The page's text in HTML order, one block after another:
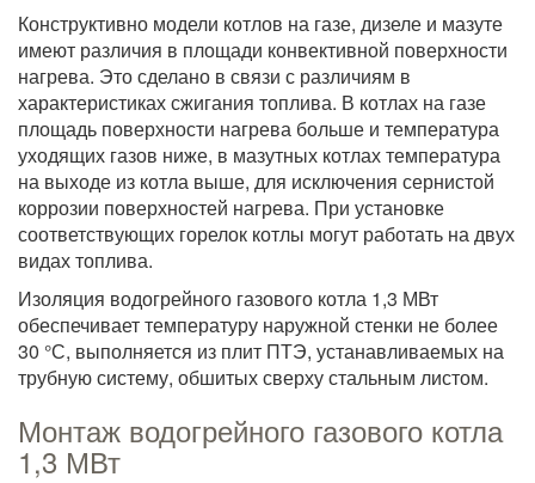
Конструктивно модели котлов на газе, дизеле и мазуте
имеют различия в площади конвективной поверхности
нагрева. Это сделано в связи с различиям в
характеристиках сжигания топлива. В котлах на газе
площадь поверхности нагрева больше и температура
уходящих газов ниже, в мазутных котлах температура
на выходе из котла выше, для исключения сернистой
коррозии поверхностей нагрева. При установке
соответствующих горелок котлы могут работать на двух
видах топлива.
Изоляция водогрейного газового котла 1,3 МВт
обеспечивает температуру наружной стенки не более
30 °С, выполняется из плит ПТЭ, устанавливаемых на
трубную систему, обшитых сверху стальным листом.
Монтаж водогрейного газового котла
1,3 МВт